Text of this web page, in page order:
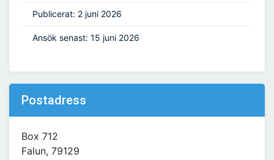
Publicerat: 2 juni 2026
Ansök senast: 15 juni 2026
Postadress
Box 712
Falun, 79129